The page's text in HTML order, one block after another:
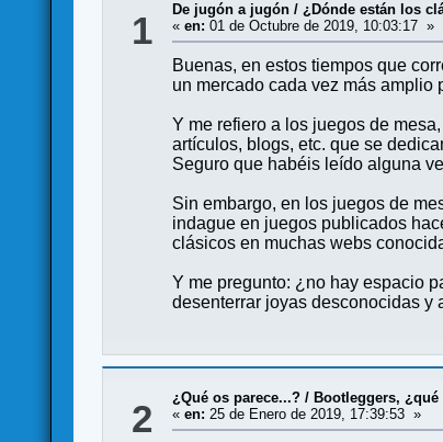
1 De jugón a jugón /¿Dónde están los
«en: 01 de Octubre de 2019, 10:03:17 »
Buenas, en estos tiempos que
un mercado cada vez más amplio
Y me refiero a los juegos de
artículos, blogs, etc. que se
Seguro que habéis leído alguna
Sin embargo, en los juegos de
indague en juegos publicados
clásicos en muchas webs
Y me pregunto: ¿no hay espacio
desenterrar joyas desconocidas y
2 ¿Qué os parece...? / Bootleggers, ¿qué
«en: 25 de Enero de 2019, 17:39:53 »